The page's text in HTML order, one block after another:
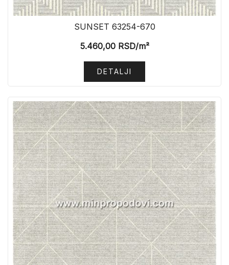
SUNSET 63254-670
5.460,00RSD/m²
DETALJI